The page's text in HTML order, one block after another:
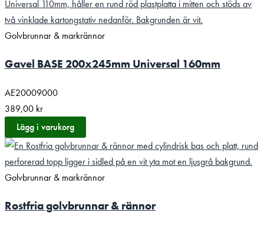
Golvbrunnar & markrännor
Gavel BASE 200x245mm Universal 160mm
AE20009000
389,00 kr
Lägg i varukorg
Golvbrunnar & markrännor
Rostfria golvbrunnar & rännor